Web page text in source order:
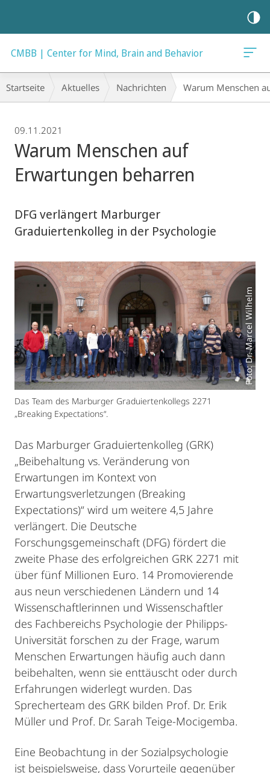
CMBB | Center for Mind, Brain and Behavior
Breadcrumb-
Navigation
Startseite Aktuelles Nachrichten Warum Menschen
09.11.2021
Warum Menschen auf
Erwartungen beharren
DFG verlängert Marburger
Graduiertenkolleg in der Psychologie
Foto: Dr. Marcel Wilhelm
Das Team des Marburger Graduiertenkollegs 2271
„Breaking Expectations“.
Das Marburger Graduiertenkolleg (GRK)
„Beibehaltung vs. Veränderung von
Erwartungen im Kontext von
Erwartungsverletzungen (Breaking
Expectations)“ wird um weitere 4,5 Jahre
verlängert. Die Deutsche
Forschungsgemeinschaft (DFG) fördert die
zweite Phase des erfolgreichen GRK 2271 mit
über fünf Millionen Euro. 14 Promovierende
aus neun verschiedenen Ländern und 14
Wissenschaftlerinnen und Wissenschaftler
des Fachbereichs Psychologie der Philipps-
Universität forschen zu der Frage, warum
Menschen Erwartungen häufig auch dann
beibehalten, wenn sie enttäuscht oder durch
Erfahrungen widerlegt wurden. Das
Sprecherteam des GRK bilden Prof. Dr. Erik
Müller und Prof. Dr. Sarah Teige-Mocigemba.
Eine Beobachtung in der Sozialpsychologie
ist beispielsweise, dass Vorurteile gegenüber